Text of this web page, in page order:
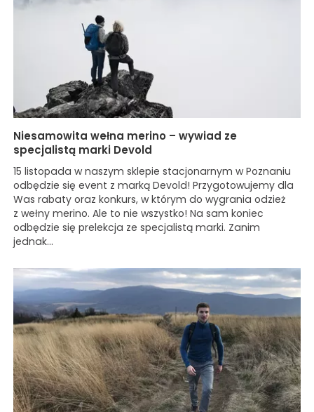
Niesamowita wełna merino – wywiad ze
specjalistą marki Devold
15 listopada w naszym sklepie stacjonarnym w Poznaniu
odbędzie się event z marką Devold! Przygotowujemy dla
Was rabaty oraz konkurs, w którym do wygrania odzież
z wełny merino. Ale to nie wszystko! Na sam koniec
odbędzie się prelekcja ze specjalistą marki. Zanim
jednak...